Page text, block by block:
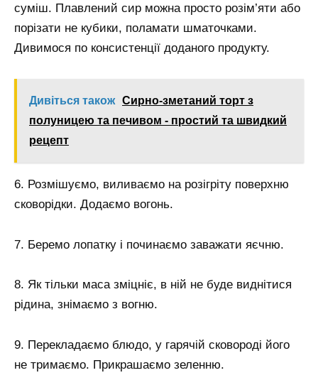
суміш. Плавлений сир можна просто розім’яти або
порізати не кубики, поламати шматочками.
Дивимося по консистенції доданого продукту.
Дивіться також Сирно-зметаний торт з
полуницею та печивом - простий та швидкий
рецепт
6. Розмішуємо, виливаємо на розігріту поверхню
сковорідки. Додаємо вогонь.
7. Беремо лопатку і починаємо заважати яєчню.
8. Як тільки маса зміцніє, в ній не буде виднітися
рідина, знімаємо з вогню.
9. Перекладаємо блюдо, у гарячій сковороді його
не тримаємо. Прикрашаємо зеленню.